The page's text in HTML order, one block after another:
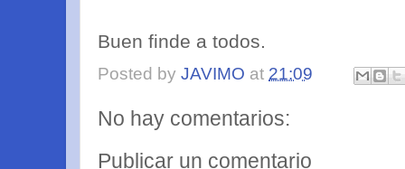
Buen finde a todos.
Posted byJAVIMO at 21:09
No hay comentarios:
Publicar un comentario